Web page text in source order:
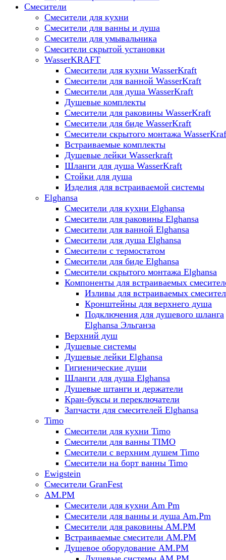
Смесители
Смесители для кухни
Смесители для ванны и душа
Смесители для умывальника
Смесители скрытой установки
WasserKRAFT
Смесители для кухни WasserKraft
Смесители для ванной WasserKraft
Смесители для душа WasserKraft
Душевые комплекты
Смесители для раковины WasserKraft
Смесители для биде WasserKraft
Смесители скрытого монтажа
Встраиваемые комплекты
Душевые лейки Wasserkraft
Шланги для душа WasserKraft
Стойки для душа
Изделия для встраиваемой системы
Elghansa
Смесители для кухни Elghansa
Смесители для раковины Elghansa
Смесители для ванной Elghansa
Смесители для душа Elghansa
Смесители с термостатом
Смесители для биде Elghansa
Смесители скрытого монтажа Elghansa
Компоненты для встраиваемых
Изливы для встраиваемых
Кронштейны для верхнего душа
Подключения для душевого шланга
Elghansa Эльганза
Верхний душ
Душевые системы
Душевые лейки Elghansa
Гигиенические души
Шланги для душа Elghansa
Душевые штанги и держатели
Кран-буксы и переключатели
Запчасти для смесителей Elghansa
Timo
Смесители для кухни Timo
Смесители для ванны TIMO
Смесители с верхним душем Timo
Смесители на борт ванны Timo
Ewigstein
Смесители GranFest
AM.PM
Смесители для кухни Am Pm
Смесители для ванны и душа Am.Pm
Смесители для раковины AM.PM
Встраиваемые смесители AM.PM
Душевое оборудование AM.PM